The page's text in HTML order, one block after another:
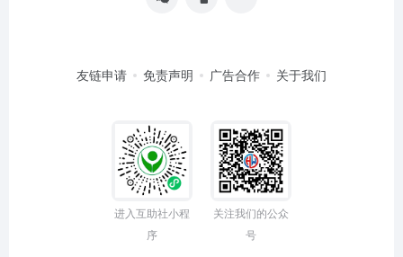
友链申请 免责声明 广告合作 关于我们
进入互助社小程
序
关注我们的公众
号